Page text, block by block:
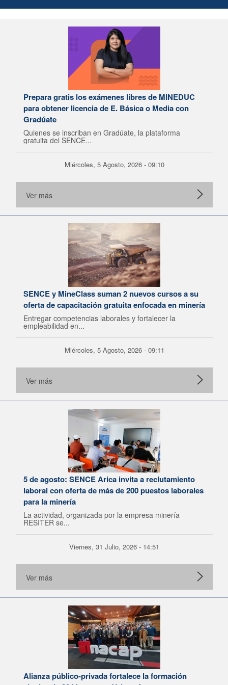
Prepara gratis los exámenes libres de MINEDUC
para obtener licencia de E. Básica o Media con
Gradúate
Quienes se inscriban en Gradúate, la plataforma
gratuita del SENCE...
Miércoles, 5 Agosto, 2026 - 09:10
Ver más
SENCE y MineClass suman 2 nuevos cursos a su
oferta de capacitación gratuita enfocada en minería
Entregar competencias laborales y fortalecer la
empleabilidad en...
Miércoles, 5 Agosto, 2026 - 09:11
Ver más
5 de agosto: SENCE Arica invita a reclutamiento
laboral con oferta de más de 200 puestos laborales
para la minería
La actividad, organizada por la empresa minería
RESITER se...
Viernes, 31 Julio, 2026 - 14:51
Ver más
Alianza público-privada fortalece la formación